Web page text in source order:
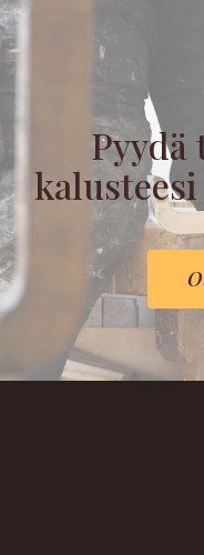
Pyydä